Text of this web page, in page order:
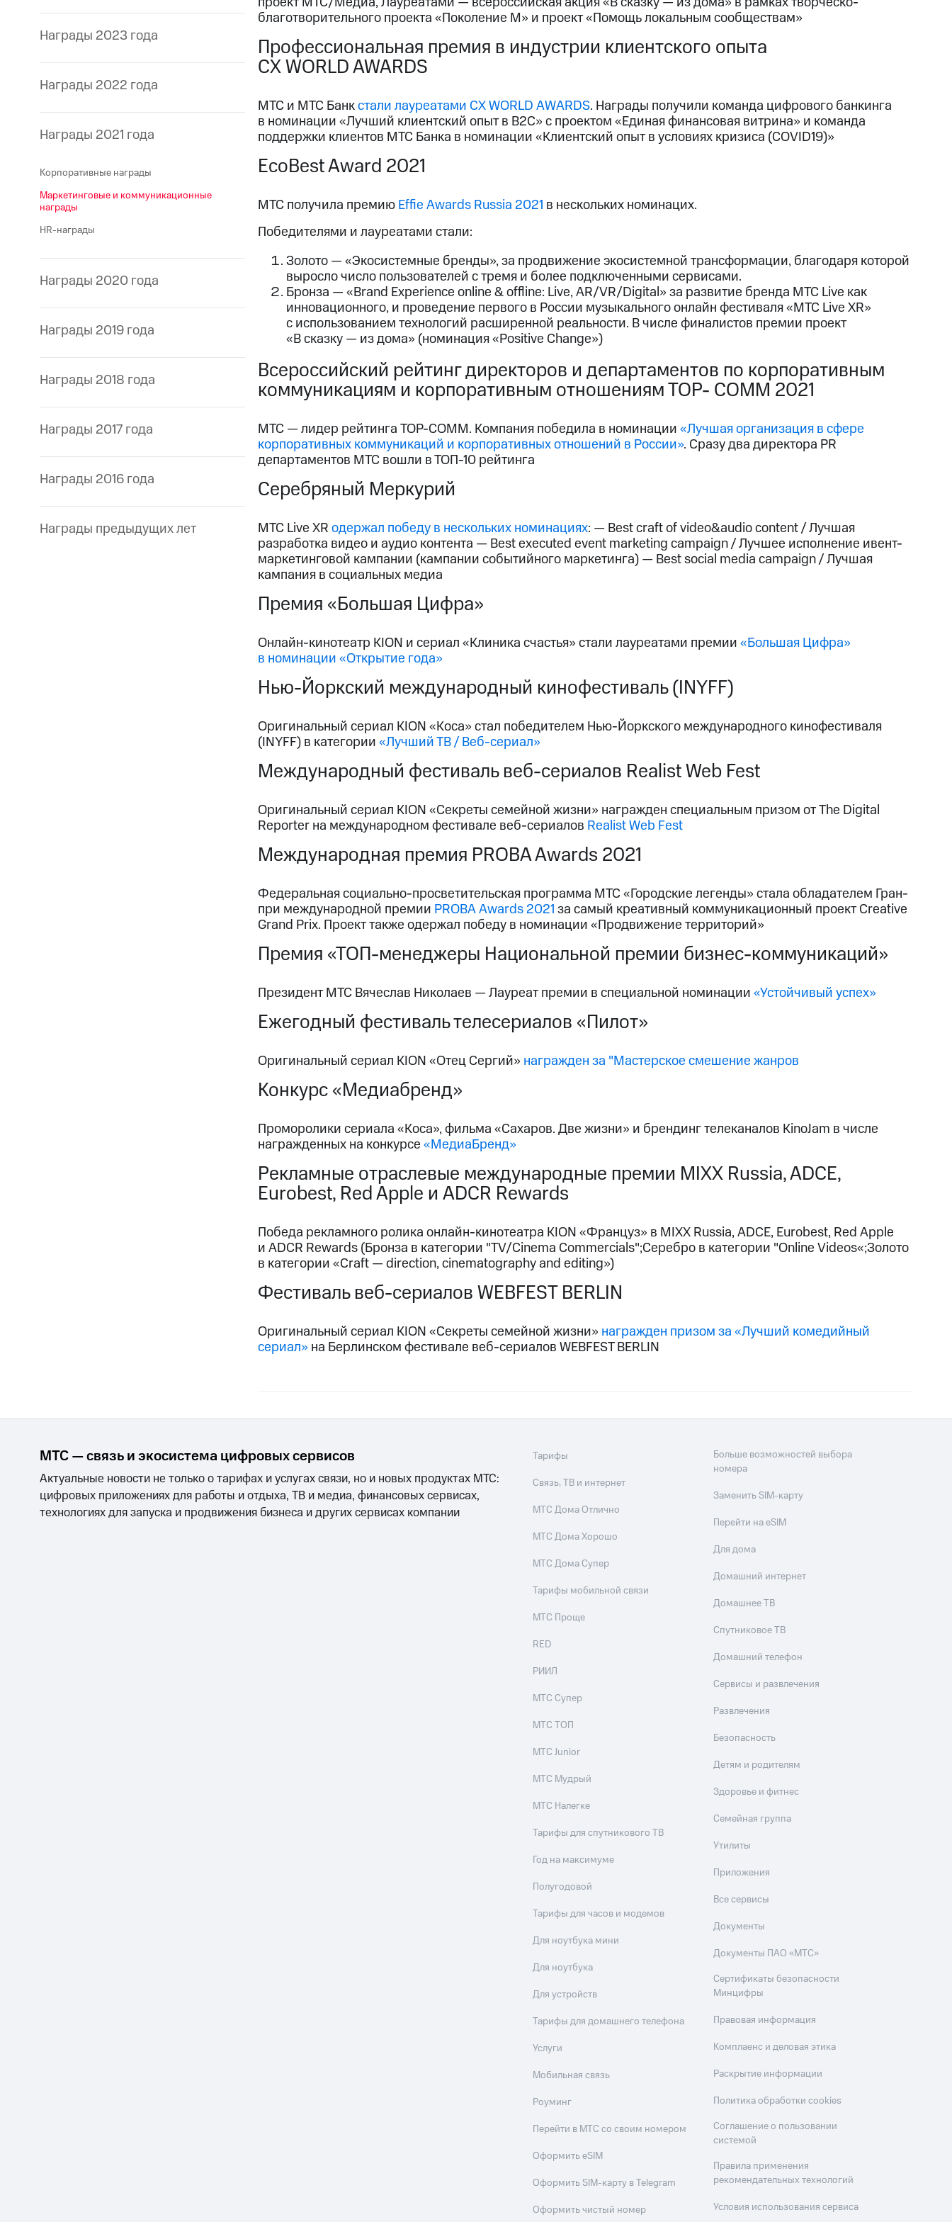
Награды 2023 года
Награды 2022 года
Награды 2021 года
Корпоративные награды
Маркетинговые и коммуникационные
награды
HR-награды
Награды 2020 года
Награды 2019 года
Награды 2018 года
Награды 2017 года
Награды 2016 года
Награды предыдущих лет
благотворительного проекта «Поколение М» и проект «Помощь локальным сообществам»
Профессиональная премия в индустрии клиентского опыта
СХ WORLD AWARDS
МТС и МТС Банкстали лауреатами СХ WORLD AWARDS. Награды получили команда цифрового банкинга
в номинации «Лучший клиентский опыт в B2С» с проектом «Единая финансовая витрина» и команда
поддержки клиентов МТС Банка в номинации «Клиентский опыт в условиях кризиса (COVID19)»
EcoBest Award 2021
МТС получила премиюEffie Awards Russia 2021 в нескольких номинацих.
Победителями и лауреатами стали:
Золото — «Экосистемные бренды», за продвижение экосистемной трансформации, благодаря которой
выросло число пользователей с тремя и более подключенными сервисами.
Бронза — «Brand Experience online & offline: Live, AR/VR/Digital» за развитие бренда МТС Live как
инновационного, и проведение первого в России музыкального онлайн фестиваля «МТС Live XR»
с использованием технологий расширенной реальности. В числе финалистов премии проект
«В сказку — из дома» (номинация «Positive Change»)
Всероссийский рейтинг директоров и департаментов по корпоративным
коммуникациям и корпоративным отношениям ТОР- СОММ 2021
МТС — лидер рейтинга TOP-COMM. Компания победила в номинации«Лучшая организация в сфере
корпоративных коммуникаций и корпоративных отношений в России». Сразу два директора PR
департаментов МТС вошли в ТОП-10 рейтинга
Серебряный Меркурий
МТС Live XRодержал победу в нескольких номинациях: — Best craft of video&audio content / Лучшая
разработка видео и аудио контента — Best executed event marketing campaign / Лучшее исполнение ивент-
маркетинговой кампании (кампании событийного маркетинга) — Best social media campaign / Лучшая
кампания в социальных медиа
Премия «Большая Цифра»
Онлайн-кинотеатр KION и сериал «Клиника счастья» стали лауреатами премии«Большая Цифра»
в номинации «Открытие года»
Нью-Йоркский международный кинофестиваль (INYFF)
Оригинальный сериал KION «Коса» стал победителем Нью-Йоркского международного кинофестиваля
(INYFF) в категории«Лучший ТВ / Веб-сериал»
Международный фестиваль веб-сериалов Realist Web Fest
Оригинальный сериал KION «Секреты семейной жизни» награжден специальным призом от The Digital
Reporter на международном фестивале веб-сериалов Realist Web Fest
Международная премия PROBA Awards 2021
Федеральная социально-просветительская программа МТС «Городские легенды» стала обладателем Гран-
при международной премии PROBA Awards 2021за самый креативный коммуникационный проект Creative
Grand Prix. Проект также одержал победу в номинации «Продвижение территорий»
Премия «ТОП-менеджеры Национальной премии бизнес-коммуникаций»
Президент МТС Вячеслав Николаев — Лауреат премии в специальной номинации«Устойчивый успех»
Ежегодный фестиваль телесериалов «Пилот»
Оригинальный сериал KION «Отец Сергий» награжден за "Мастерское смешение жанров
Конкурс «Медиабренд»
Проморолики сериала «Коса», фильма «Сахаров. Две жизни» и брендинг телеканалов KinoJam в числе
награжденных на конкурсе«МедиаБренд»
Рекламные отраслевые международные премии MIXX Russia, ADCE,
Eurobest, Red Apple и ADCR Rewards
Победа рекламного ролика онлайн-кинотеатра KION «Француз» в MIXX Russia, ADCE, Eurobest, Red Apple
и ADCR Rewards (Бронза в категории "TV/Cinema Commercials";Серебро в категории "Online Videos«;Золото
в категории «Craft — direction, cinematography and editing»)
Фестиваль веб-сериалов WEBFEST BERLIN
Оригинальный сериал KION «Секреты семейной жизни» награжден призом за «Лучший комедийный
сериал» на Берлинском фестивале веб-сериалов WEBFEST BERLIN
МТС — связь и экосистема цифровых сервисов
Актуальные новости не только о тарифах и услугах связи, но и новых продуктах МТС:
цифровых приложениях для работы и отдыха, ТВ и медиа, финансовых сервисах,
технологиях для запуска и продвижения бизнеса и других сервисах компании
Тарифы
Связь, ТВ и интернет
МТС Дома Отлично
МТС Дома Хорошо
МТС Дома Супер
Тарифы мобильной связи
МТС Проще
RED
РИИЛ
МТС Супер
МТС ТОП
МТС Junior
МТС Мудрый
МТС Налегке
Тарифы для спутникового ТВ
Год на максимуме
Полугодовой
Тарифы для часов и модемов
Для ноутбука мини
Для ноутбука
Для устройств
Тарифы для домашнего телефона
Услуги
Мобильная связь
Роуминг
Перейти в МТС со своим номером
Оформить eSIM
Оформить SIM-карту в Telegram
Оформить чистый номер
Больше возможностей выбора
номера
Заменить SIM-карту
Перейти на eSIM
Для дома
Домашний интернет
Домашнее ТВ
Спутниковое ТВ
Домашний телефон
Сервисы и развлечения
Развлечения
Безопасность
Детям и родителям
Здоровье и фитнес
Семейная группа
Утилиты
Приложения
Все сервисы
Документы
Документы ПАО «МТС»
Сертификаты безопасности
Минцифры
Правовая информация
Комплаенс и деловая этика
Раскрытие информации
Политика обработки cookies
Соглашение о пользовании
системой
Правила применения
рекомендательных технологий
Условия использования сервиса